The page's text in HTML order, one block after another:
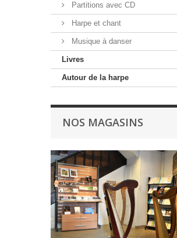
Partitions avec CD
Harpe et chant
Musique à danser
Livres
Autour de la harpe
NOS MAGASINS